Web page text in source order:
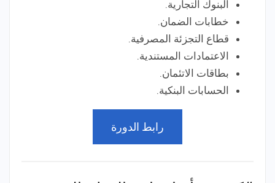
البنوك التجارية.
خطابات الضمان.
قطاع التجزئة المصرفية.
الاعتمادات المستندية.
بطاقات الاتئمان.
الحسابات البنكية.
رابط الدورة